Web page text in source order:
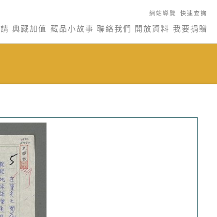
網站導覽 快速查詢
典藏加值 藏品小故事 聯絡我們 開放資料 我要捐贈